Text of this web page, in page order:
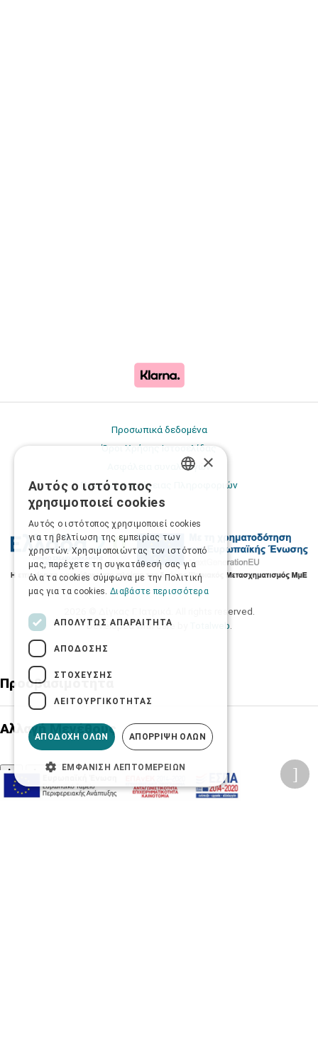
Προσωπικά δεδομένα
Όροι Χρήσης Ιστοσελίδας
Ασφάλεια συναλλαγών
Πολιτική Ασφάλειας Πληροφοριών
2026 © Δίγκας Γ. Ιατρικά. All rights reserved.
Developed with care by
Totalweb
Προσβασιμότητα
Αλλαγή Μεγέθους
A-
A
Αλλαγή Γραμματοσειράς
×
Αυτός ο ιστότοπος
χρησιμοποιεί cookies
Αυτός ο ιστότοπος χρησιμοποιεί cookies
για τη βελτίωση της εμπειρίας των
χρηστών. Χρησιμοποιώντας τον ιστότοπό
μας, παρέχετε τη συγκατάθεσή σας για
όλα τα cookies σύμφωνα με την Πολιτική
μας για τα cookies. Διαβάστε περισσότερα
ΑΠΟΛΎΤΩΣ ΑΠΑΡΑΊΤΗΤΑ
ΑΠΌΔΟΣΗΣ
ΣΤΌΧΕΥΣΗΣ
ΛΕΙΤΟΥΡΓΙΚΌΤΗΤΑΣ
ΑΠΟΔΟΧΉ ΌΛΩΝ ΑΠΌΡΡΙΨΗ ΌΛΩΝ
ΕΜΦΆΝΙΣΗ ΛΕΠΤΟΜΕΡΕΙΏΝ